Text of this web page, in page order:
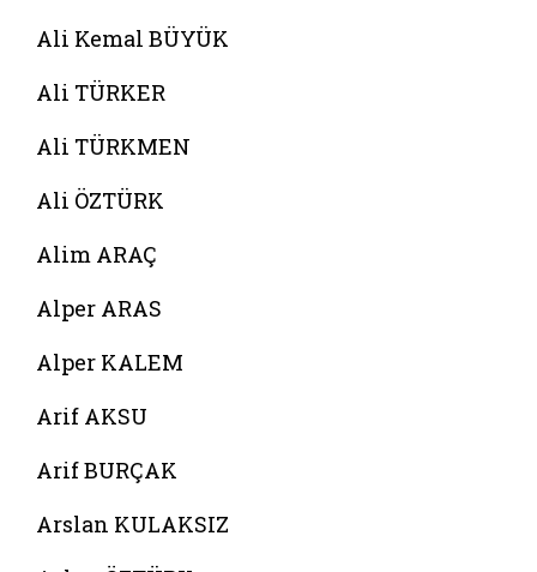
Ali Kemal BÜYÜK
Ali TÜRKER
Ali TÜRKMEN
Ali ÖZTÜRK
Alim ARAÇ
Alper ARAS
Alper KALEM
Arif AKSU
Arif BURÇAK
Arslan KULAKSIZ